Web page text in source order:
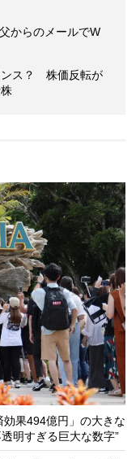
からのメールでW
ンス？ 株価反転が
果494億円」の大きな
明すぎる巨大な数字”